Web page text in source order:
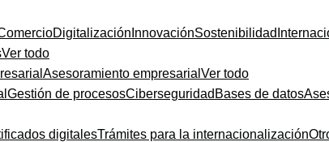
Digitalización InnovaciónSostenibilidad
Ver todo
Asesoramiento empresarial Ver todo
Gestión de procesosCiberseguridad Bases de datos
digitalesTrámites para la internacionalización